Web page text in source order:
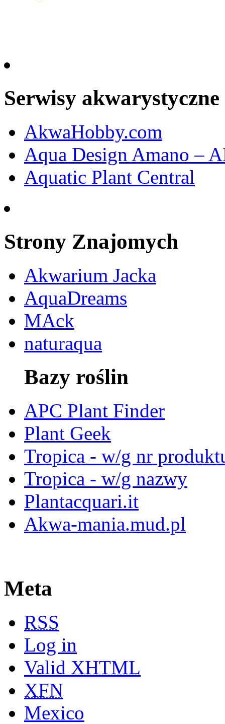
Serwisy akwarystyczne
AkwaHobby.com
Aqua Design Amano –
Aquatic Plant Central
Strony Znajomych
Akwarium Jacka
AquaDreams
MAck
naturaqua
Bazy roślin
APC Plant Finder
Plant Geek
Tropica - w/g nr
Tropica - w/g nazwy
Plantacquari.it
Akwa-mania.mud.pl
Meta
RSS
Log in
Valid XHTML
XFN
Mexico